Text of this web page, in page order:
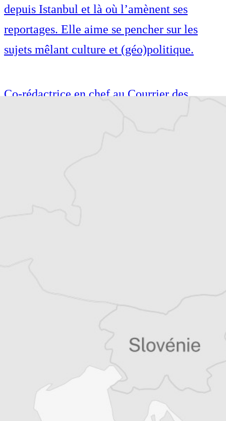
depuis Istanbul et là où l’amènent ses
reportages. Elle aime se pencher sur les
sujets mêlant culture et (géo)politique.
Co-rédactrice en chef au Courrier des